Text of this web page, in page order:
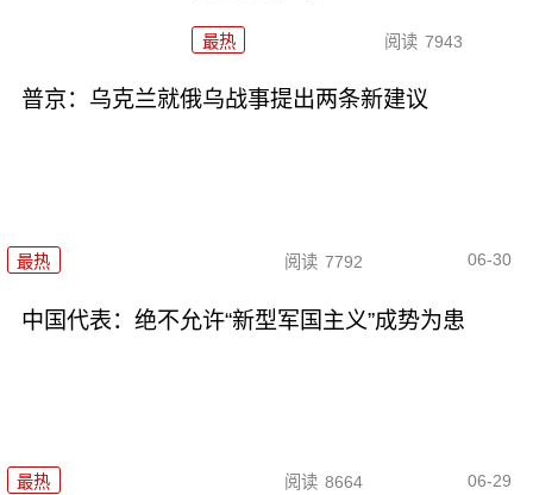
最热 阅读 7943
普京：乌克兰就俄乌战事提出两条新建议
最热 阅读 7792 06-30
中国代表：绝不允许“新型军国主义”成势为患
最热 阅读 8664 06-29